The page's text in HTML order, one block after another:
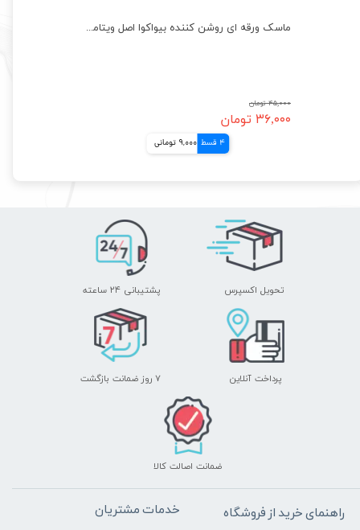
ماسک ورقه ای روشن کننده بیواکوا اصل ویتامین سی پرتقال BIOAQUA Mask
۴۵,۰۰۰ تومان
۳۶,۰۰۰ تومان
4 قسط 9,000 تومانی
تحویل اکسپرس پشتیبانی ۲۴ ساعته
پرداخت آنلاین ۷ روز ضمانت بازگشت
ضمانت اصالت کالا
راهنمای خرید از فروشگاه خدمات مشتریان